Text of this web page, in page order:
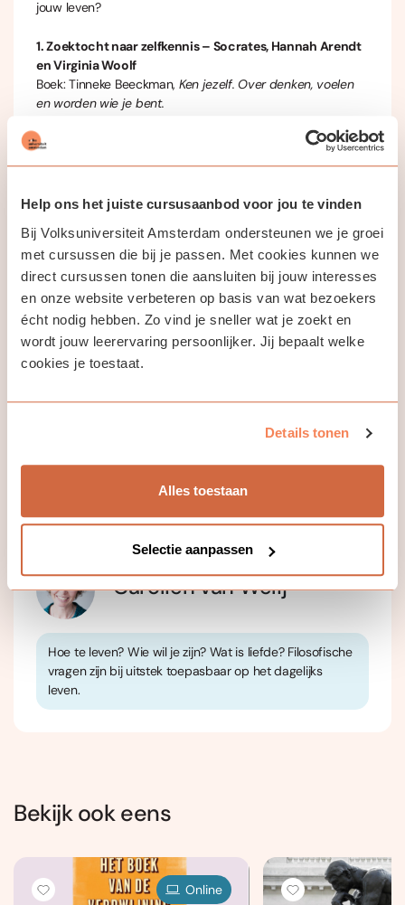
Help ons het juiste cursusaanbod voor jou te vinden
Bij Volksuniversiteit Amsterdam ondersteunen we je groei
met cursussen die bij je passen. Met cookies kunnen we
direct cursussen tonen die aansluiten bij jouw interesses
en onze website verbeteren op basis van wat bezoekers
écht nodig hebben. Zo vind je sneller wat je zoekt en
wordt jouw leerervaring persoonlijker. Jij bepaalt welke
cookies je toestaat.
Details tonen
Alles toestaan
Selectie aanpassen
jouw leven?
1. Zoektocht naar zelfkennis – Socrates, Hannah Arendt
en Virginia Woolf
Boek: Tinneke Beeckman, Ken jezelf. Over denken, voelen
en worden wie je bent.
2. Wie ben ik? – Michel de Montaigne
3. Een zelf zijn is altijd een proces van worden – Simone
Boek: Kate Kirkpatrick, Simone de Beauvoir. Een leven
4. Zelfkennis? Richt je liever op de ander – Iris Murdoch
Boek: Katrien Schaubroeck, Iris Murdoch. Een filosofie van
de liefde
Deelnemers lezen het boek thuis. Tijdens de bijeenkomst
geef ik een korte introductie, wisselen we leeservaringen uit
Jouw docent
Carolien van Welij
Hoe te leven? Wie wil je zijn? Wat is liefde? Filosofische
vragen zijn bij uitstek toepasbaar op het dagelijks
leven.
Bekijk ook eens
Online